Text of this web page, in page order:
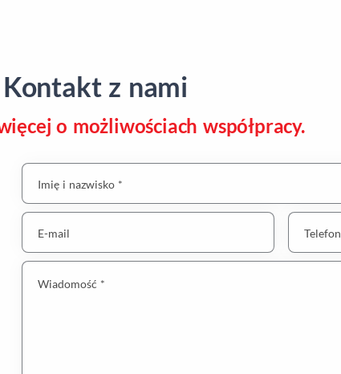
Kontakt z nami
o możliwościach współpracy.
Imię i nazwisko *
E-mail Telefon
Wiadomość *